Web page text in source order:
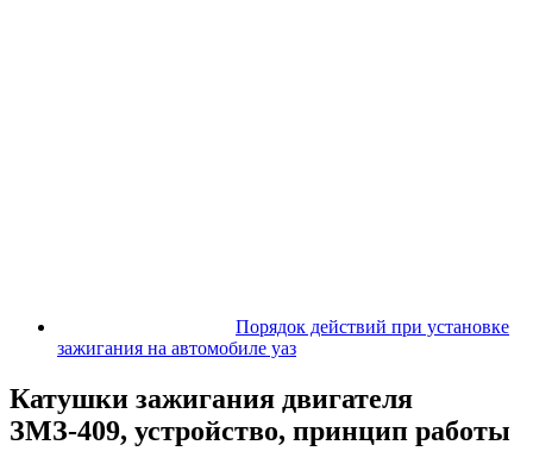
Порядок действий при установке
зажигания на автомобиле уаз
Катушки зажигания двигателя
ЗМЗ-409, устройство, принцип работы